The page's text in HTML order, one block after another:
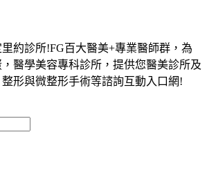
約診所!FG百大醫美+專業醫師群，為
醫學美容專科診所，提供您醫美診所及
形與微整形手術等諮詢互動入口網!